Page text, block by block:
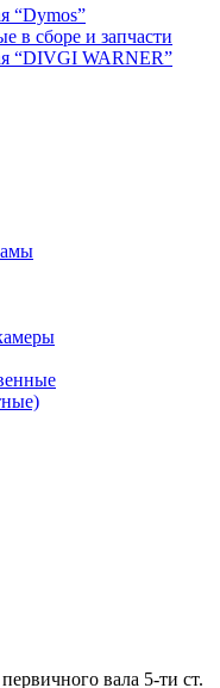
“Dymos”
в сборе и запчасти
“DIVGI WARNER”
вала 5-ти ст.